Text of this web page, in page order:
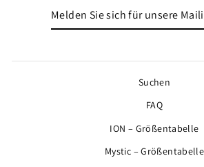
UNSERE
ABONNIEREN
Suchen
FAQ
ION – Größentabelle
Mystic – Größentabelle